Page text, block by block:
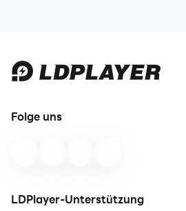
Folge uns
LDPlayer-Unterstützung